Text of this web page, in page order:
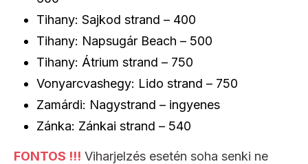
Tihany: Sajkod strand – 400
Tihany: Napsugár Beach – 500
Tihany: Átrium strand – 750
Vonyarcvashegy: Lido strand – 750
Zamárdi: Nagystrand – ingyenes
Zánka: Zánkai strand – 540
FONTOS !!! Viharjelzés esetén soha senki ne